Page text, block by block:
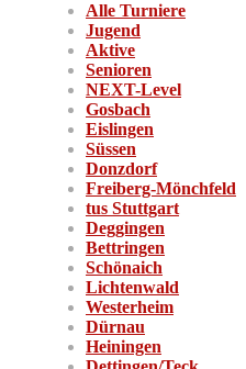
Alle Turniere
Jugend
Aktive
Senioren
NEXT-Level
Gosbach
Eislingen
Süssen
Donzdorf
Freiberg-Mönchfeld
tus Stuttgart
Deggingen
Bettringen
Schönaich
Lichtenwald
Westerheim
Dürnau
Heiningen